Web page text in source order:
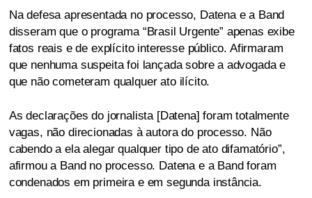
Na defesa apresentada no processo, Datena e a Band
disseram que o programa “Brasil Urgente” apenas exibe
fatos reais e de explícito interesse público. Afirmaram
que nenhuma suspeita foi lançada sobre a advogada e
que não cometeram qualquer ato ilícito.
As declarações do jornalista [Datena] foram totalmente
vagas, não direcionadas à autora do processo. Não
cabendo a ela alegar qualquer tipo de ato difamatório”,
afirmou a Band no processo. Datena e a Band foram
condenados em primeira e em segunda instância.